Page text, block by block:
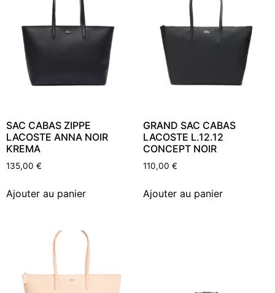
SAC CABAS ZIPPE
LACOSTE ANNA NOIR
KREMA
135,00 €
Ajouter au panier
GRAND SAC CABAS
LACOSTE L.12.12
CONCEPT NOIR
110,00 €
Ajouter au panier